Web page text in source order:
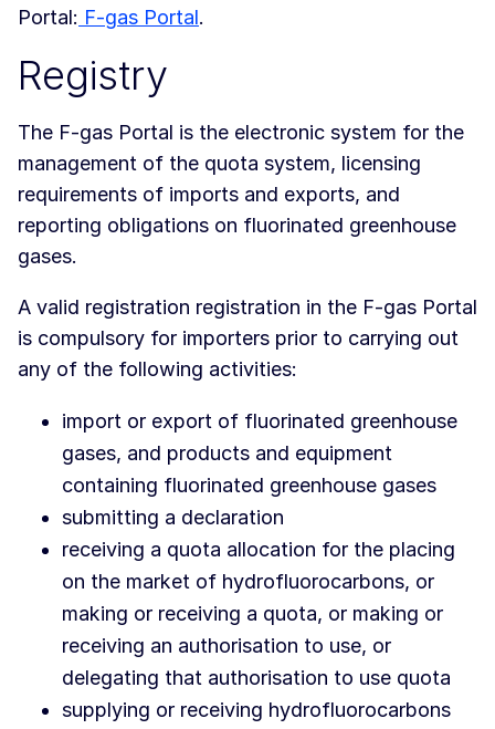
Portal: F-gas Portal.
Registry
The F-gas Portal is the electronic system for the
management of the quota system, licensing
requirements of imports and exports, and
reporting obligations on fluorinated greenhouse
gases.
A valid registration registration in the F-gas Portal
is compulsory for importers prior to carrying out
any of the following activities:
import or export of fluorinated greenhouse
gases, and products and equipment
containing fluorinated greenhouse gases
submitting a declaration
receiving a quota allocation for the placing
on the market of hydrofluorocarbons, or
making or receiving a quota, or making or
receiving an authorisation to use, or
delegating that authorisation to use quota
supplying or receiving hydrofluorocarbons